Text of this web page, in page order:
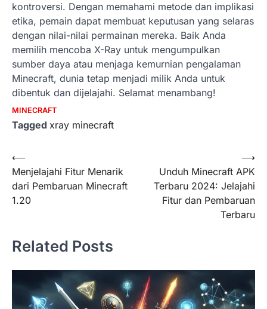
kontroversi. Dengan memahami metode dan implikasi
etika, pemain dapat membuat keputusan yang selaras
dengan nilai-nilai permainan mereka. Baik Anda
memilih mencoba X-Ray untuk mengumpulkan
sumber daya atau menjaga kemurnian pengalaman
Minecraft, dunia tetap menjadi milik Anda untuk
dibentuk dan dijelajahi. Selamat menambang!
MINECRAFT
Tagged xray minecraft
Post
navigation
⟵
Menjelajahi Fitur Menarik
dari Pembaruan Minecraft
1.20
Unduh Minecraft APK
Terbaru 2024: Jelajahi
Fitur dan Pembaruan
Terbaru
⟶
Related Posts